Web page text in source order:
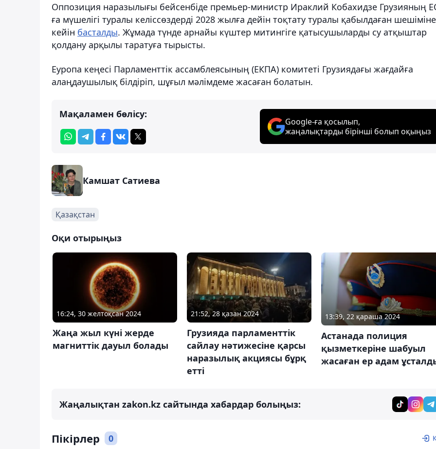
Оппозиция наразылығы бейсенбіде премьер-министр Ираклий Кобахидзе Грузияның
ға мүшелігі туралы келіссөздерді 2028 жылға дейін тоқтату туралы қабылдаған
кейін басталды. Жұмада түнде арнайы күштер митингіге қатысушыларды су атқыштар
қолдану арқылы таратуға тырысты.
Еуропа кеңесі Парламенттік ассамблеясының (ЕКПА) комитеті Грузиядағы жағдайға
алаңдаушылық білдіріп, шұғыл мәлімдеме жасаған болатын.
Мақаламен бөлісу:
Google-ға қосылып,
жаңалықтарды бірінші болып оқыңыз
Камшат Сатиева
Қазақстан
Оқи отырыңыз
16:24, 30 желтоқсан 2024
Жаңа жыл күні жерде
магниттік дауыл болады
21:52, 28 қазан 2024
Грузияда парламенттік
сайлау нәтижесіне қарсы
наразылық акциясы бұрқ
етті
13:39, 22 қараша 2024
Астанада полиция
қызметкеріне шабуыл
жасаған ер адам
Жаңалықтан zakon.kz сайтында хабардар болыңыз:
Пікірлер 0